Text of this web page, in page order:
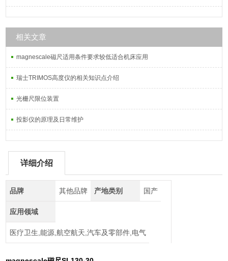
相关文章
magnescale磁尺适用条件要求较低适合机床应用
瑞士TRIMOS高度仪的相关知识点介绍
光栅尺限位装置
投影仪的原理及日常维护
详细介绍
品牌 其他品牌 产地类别 国产
应用领域
医疗卫生,能源,航空航天,汽车及零部件,电气